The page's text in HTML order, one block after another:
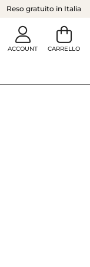
Reso gratuito in Italia